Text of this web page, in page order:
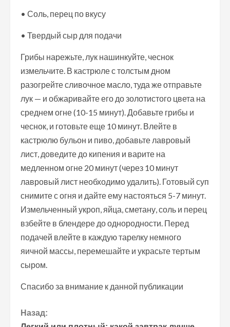
• Соль, перец по вкусу
• Твердый сыр для подачи
Грибы нарежьте, лук нашинкуйте, чеснок
измельчите. В кастрюле с толстым дном
разогрейте сливочное масло, туда же отправьте
лук — и обжаривайте его до золотистого цвета на
среднем огне (10-15 минут). Добавьте грибы и
чеснок, и готовьте еще 10 минут. Влейте в
кастрюлю бульон и пиво, добавьте лавровый
лист, доведите до кипения и варите на
медленном огне 20 минут (через 10 минут
лавровый лист необходимо удалить). Готовый суп
снимите с огня и дайте ему настояться 5-7 минут.
Измельченный укроп, яйца, сметану, соль и перец
взбейте в блендере до однородности. Перед
подачей влейте в каждую тарелку немного
яичной массы, перемешайте и украсьте тертым
сыром.
Спасибо за внимание к данной публикации
П
Назад: